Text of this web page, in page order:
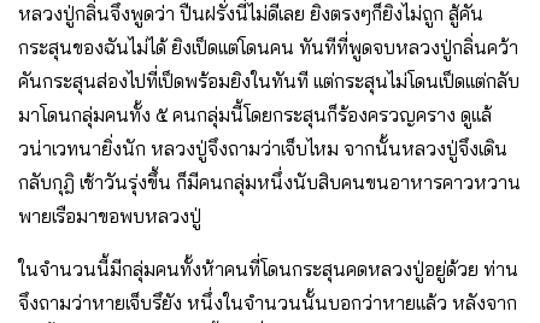
หลวงปู่กลิ่นจึงพูดว่า ปืนฝรั่งนี่ไม่ดีเลย ยิงตรงๆก็ยิงไม่ถูก สู้คัน
กระสุนของฉันไม่ได้ ยิงเป็ดเเต่โดนคน ทันทีที่พูดจบหลวงปู่กลิ่นคว้า
คันกระสุนส่องไปที่เป็ดพร้อมยิงในทันที เเต่กระสุนไม่โดนเป็ดเเต่กลับ
มาโดนกลุ่มคนทั้ง ๕ คนกลุ่มนี้โดยกระสุนก็ร้องครวญคราง ดูเเล้
วน่าเวทนายิ่งนัก หลวงปู่จึงถามว่าเจ็บไหม จากนั้นหลวงปู่จึงเดิน
กลับกุฎิ เช้าวันรุ่งขึ้น ก็มีคนกลุ่มหนึ่งนับสิบคนขนอาหารคาวหวาน
พายเรือมาขอพบหลวงปู่
ในจำนวนนี้มีกลุ่มคนทั้งห้าคนที่โดนกระสุนคดหลวงปู่อยู่ด้วย ท่าน
จึงถามว่าหายเจ็บรึยัง หนึ่งในจำนวนนั้นบอกว่าหายเเล้ว หลังจาก